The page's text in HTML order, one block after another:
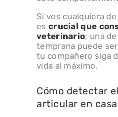
Si ves cualquiera
es crucial que
veterinario; una
temprana puede
tu compañero siga
vida al máximo.
Cómo detectar
articular en casa